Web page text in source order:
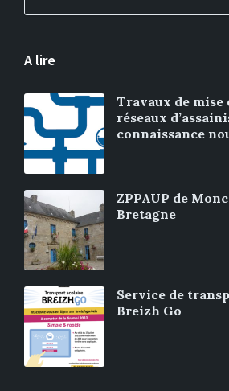
A lire
Travaux de mise
réseaux
connaissance
ZPPAUP de
Bretagne
Service de
Breizh Go